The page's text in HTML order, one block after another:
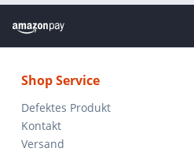
Shop Service
Defektes Produkt
Kontakt
Versand